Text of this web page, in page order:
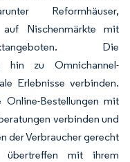
Reformhäuser,
auf Nischenmärkte mit
Die
hin zu Omnichannel-
Erlebnisse verbinden.
Bestellungen mit
verbinden und
der Verbraucher gerecht
übertreffen mit ihrem